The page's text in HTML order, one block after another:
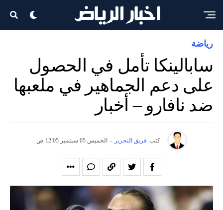
رياضة
سابالينكا تأمل في الحصول
على دعم الجماهير في ملعبها
ضد نافارو – أخبار
كتب فريق التحرير - الخميس 05 سبتمبر 12:05 ص